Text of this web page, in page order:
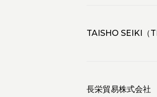
TAISHO SEIKI（
長栄貿易株式会社